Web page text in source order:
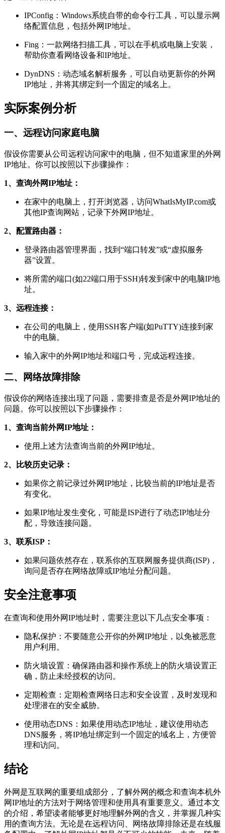
IPConfig：Windows系统自带的命令行工具，可以显示网
络配置信息，包括外网IP地址。
Fing：一款网络扫描工具，可以在手机或电脑上安装，
帮助你查看网络设备和IP地址。
DynDNS：动态域名解析服务，可以自动更新你的外网
IP地址，并将其绑定到一个固定的域名上。
实际案例分析
一、远程访问家庭电脑
假设你需要从公司远程访问家中的电脑，但不知道家里的外网
IP地址。你可以按照以下步骤操作：
1、查询外网IP地址：
在家中的电脑上，打开浏览器，访问WhatIsMyIP.com或
其他IP查询网站，记录下外网IP地址。
2、配置路由器：
登录路由器管理界面，找到“端口转发”或“虚拟服务
器”设置。
将所需的端口(如22端口用于SSH)转发到家中的电脑IP地
址。
3、远程连接：
在公司的电脑上，使用SSH客户端(如PuTTY)连接到家
中的电脑。
输入家中的外网IP地址和端口号，完成远程连接。
二、网络故障排除
假设你的网络连接出现了问题，需要排查是否是外网IP地址的
问题。你可以按照以下步骤操作：
1、查询当前外网IP地址：
使用上述方法查询当前的外网IP地址。
2、比较历史记录：
如果你之前记录过外网IP地址，比较当前的IP地址是否
有变化。
如果IP地址发生变化，可能是ISP进行了动态IP地址分
配，导致连接问题。
3、联系ISP：
如果问题依然存在，联系你的互联网服务提供商(ISP)，
询问是否存在网络故障或IP地址分配问题。
安全注意事项
在查询和使用外网IP地址时，需要注意以下几点安全事项：
隐私保护：不要随意公开你的外网IP地址，以免被恶意
用户利用。
防火墙设置：确保路由器和操作系统上的防火墙设置正
确，防止未经授权的访问。
定期检查：定期检查网络日志和安全设置，及时发现和
处理潜在的安全威胁。
使用动态DNS：如果使用动态IP地址，建议使用动态
DNS服务，将IP地址绑定到一个固定的域名上，方便管
理和访问。
结论
外网是互联网的重要组成部分，了解外网的概念和查询本机外
网IP地址的方法对于网络管理和使用具有重要意义。通过本文
的介绍，希望读者能够更好地理解外网的含义，并掌握几种实
用的查询方法。无论是在远程访问、网络故障排除还是在线服